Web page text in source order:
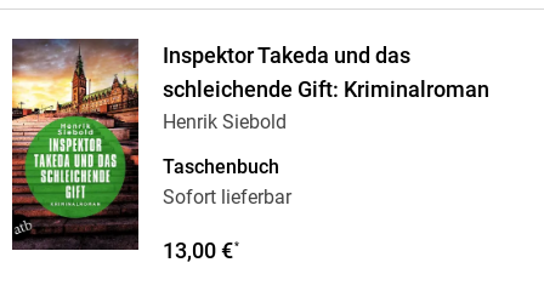
Inspektor Takeda und das
schleichende Gift: Kriminalroman
Henrik Siebold
Taschenbuch
Sofort lieferbar
13,00 €*